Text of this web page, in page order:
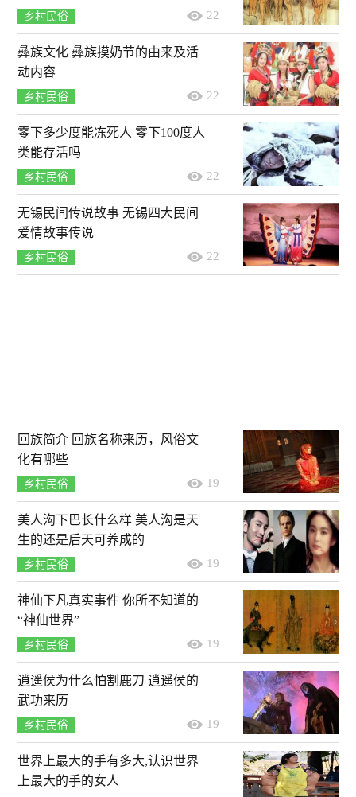
乡村民俗 22
彝族文化 彝族摸奶节的由来及活
动内容
乡村民俗 22
零下多少度能冻死人 零下100度人
类能存活吗
乡村民俗 22
无锡民间传说故事 无锡四大民间
爱情故事传说
乡村民俗 22
回族简介 回族名称来历，风俗文
化有哪些
乡村民俗 19
美人沟下巴长什么样 美人沟是天
生的还是后天可养成的
乡村民俗 19
神仙下凡真实事件 你所不知道的
“神仙世界”
乡村民俗 19
逍遥侯为什么怕割鹿刀 逍遥侯的
武功来历
乡村民俗 19
世界上最大的手有多大,认识世界
上最大的手的女人